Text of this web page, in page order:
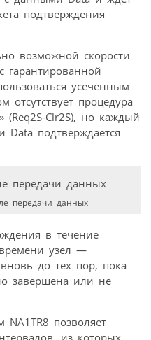
подтверждения
возможной скорости
гарантированной
усеченным
отсутствует процедура
(Req2S-Clr2S), но каждый
подтверждается
передачи данных
в течение
узел —
до тех пор, пока
завершена или не
NA1TR8 позволяет